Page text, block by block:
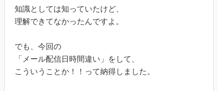
知識としては知っていたけど、
理解できてなかったんですよ。
でも、今回の
「メール配信日時間違い」をして、
こういうことか！！って納得しました。